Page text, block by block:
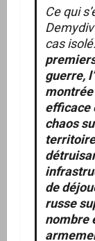
Ce qui
Demydiv
cas isolé.
guerre,
efficace
chaos
de
russe
nombre